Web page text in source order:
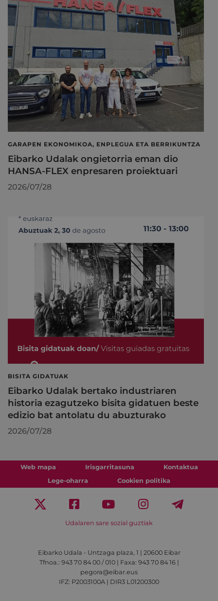
GARAPEN EKONOMIKOA, ENPLEGUA ETA BERRIKUNTZA
Eibarko Udalak ongietorria eman dio
HANSA-FLEX enpresaren proiektuari
2026/07/28
BISITA GIDATUAK
Eibarko Udalak bertako industriaren
historia ezagutzeko bisita gidatuen beste
edizio bat antolatu du abuzturako
2026/07/28
Web mapa Irisgarritasuna
Kontaktua
Lege-oharra
Cookien politika
Udalaren sare sozial guztiak
Eibarko Udala - Untzaga plaza, 1 | 20600 Eibar
Tfnoa.: 943 70 84 00 / 010 | Faxa: 943 70 84 16 |
pegora@eibar.eus
IFZ: P2003100A | DIR3 L01200300